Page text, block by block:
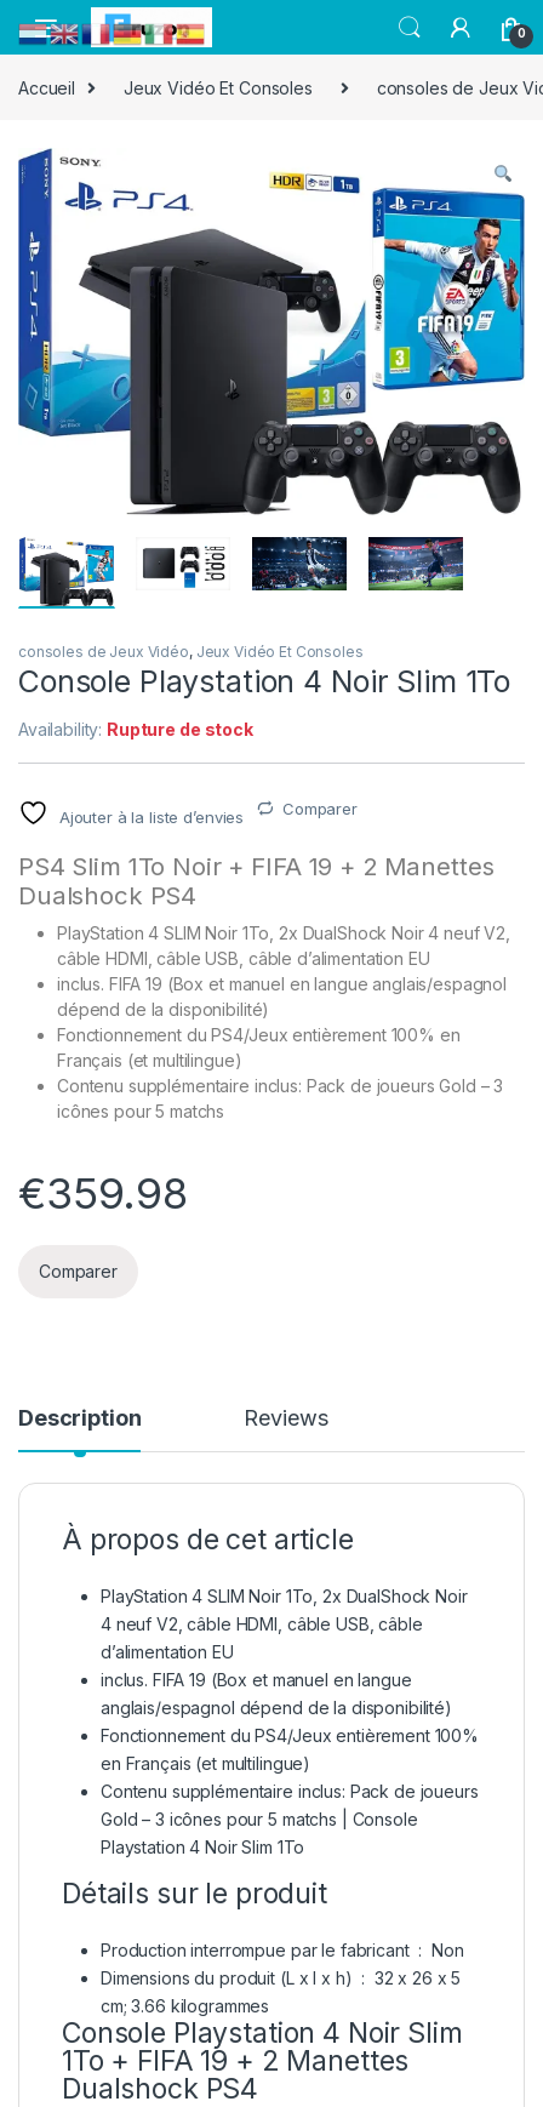
0
Accueil Jeux Vidéo Et Consoles consoles de Jeux
consoles de Jeux Vidéo, Jeux Vidéo Et Consoles
Console Playstation 4 Noir Slim 1To
Availability: Rupture de stock
Ajouter à la liste d’envies Comparer
PS4 Slim 1To Noir + FIFA 19 + 2 Manettes
Dualshock PS4
PlayStation 4 SLIM Noir 1To, 2x DualShock Noir 4 neuf V2,
câble HDMI, câble USB, câble d’alimentation EU
inclus. FIFA 19 (Box et manuel en langue anglais/espagnol
dépend de la disponibilité)
Fonctionnement du PS4/Jeux entièrement 100% en
Français (et multilingue)
Contenu supplémentaire inclus: Pack de joueurs Gold – 3
icônes pour 5 matchs
€359.98
Comparer
Description Reviews
À propos de cet article
PlayStation 4 SLIM Noir 1To, 2x DualShock Noir
4 neuf V2, câble HDMI, câble USB, câble
d’alimentation EU
inclus. FIFA 19 (Box et manuel en langue
anglais/espagnol dépend de la disponibilité)
Fonctionnement du PS4/Jeux entièrement 100%
en Français (et multilingue)
Contenu supplémentaire inclus: Pack de joueurs
Gold – 3 icônes pour 5 matchs | Console
Playstation 4 Noir Slim 1To
Détails sur le produit
Production interrompue par le fabricant ‏ : ‎ Non
Dimensions du produit (L x l x h) ‏ : ‎ 32 x 26 x 5
cm; 3.66 kilogrammes
Console Playstation 4 Noir Slim
1To + FIFA 19 + 2 Manettes
Dualshock PS4